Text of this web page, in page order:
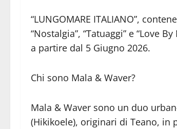
“LUNGOMARE ITALIANO”,
“Nostalgia”, “Tatuaggi” e “Love
a partire dal 5 Giugno 2026.
Chi sono Mala & Waver?
Mala & Waver sono un duo
(Hikikoele), originari di Teano, in